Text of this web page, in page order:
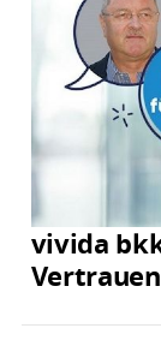
vivida